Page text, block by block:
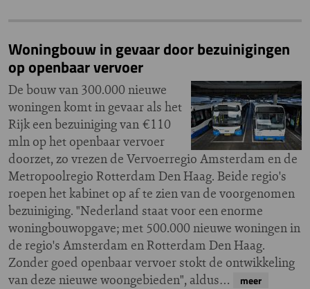
Woningbouw in gevaar door bezuinigingen
op openbaar vervoer
De bouw van 300.000 nieuwe
woningen komt in gevaar als het
Rijk een bezuiniging van €110
mln op het openbaar vervoer
doorzet, zo vrezen de Vervoerregio Amsterdam en de
Metropoolregio Rotterdam Den Haag. Beide regio's
roepen het kabinet op af te zien van de voorgenomen
bezuiniging. "Nederland staat voor een enorme
woningbouwopgave; met 500.000 nieuwe woningen in
de regio's Amsterdam en Rotterdam Den Haag.
Zonder goed openbaar vervoer stokt de ontwikkeling
van deze nieuwe woongebieden", aldus…
meer